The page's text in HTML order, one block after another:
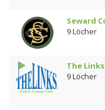
Seward
9 Löcher
The
9 Löcher